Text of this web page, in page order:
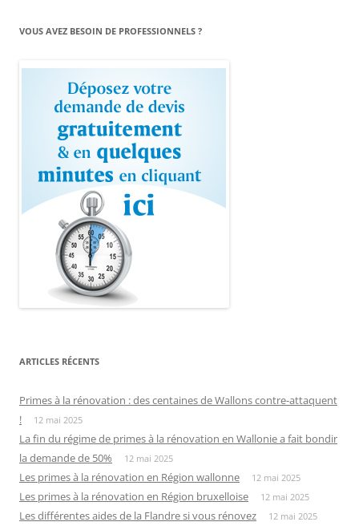
VOUS AVEZ BESOIN DE PROFESSIONNELS ?
ARTICLES RÉCENTS
Primes à la rénovation : des centaines de Wallons contre-attaquent
!
12 mai 2025
La fin du régime de primes à la rénovation en Wallonie a fait bondir
la demande de 50%
12 mai 2025
Les primes à la rénovation en Région wallonne 12 mai 2025
Les primes à la rénovation en Région bruxelloise 12 mai 2025
Les différentes aides de la Flandre si vous rénovez 12 mai 2025